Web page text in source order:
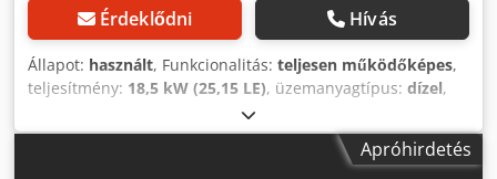
Érdeklődni Hívás
Állapot: használt, Funkcionalitás: teljesen működőképes,
teljesítmény: 18,5 kW (25,15 LE), üzemanyagtípus: dízel,
, saját tömeg:
2 500 kg, Gyártási év:2001, HAMM HD 10 K Dkjdpoyl
Apróhirdetés